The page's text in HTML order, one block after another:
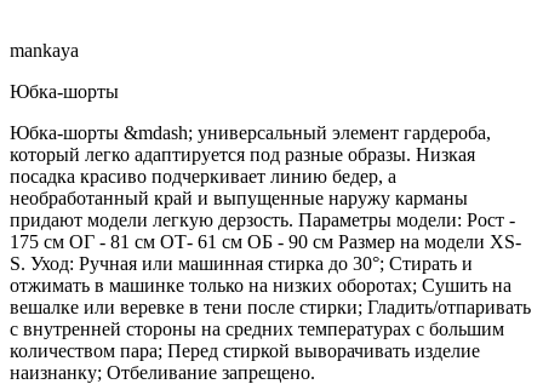
mankaya
Юбка-шорты
Юбка-шорты &mdash; универсальный элемент гардероба,
который легко адаптируется под разные образы. Низкая
посадка красиво подчеркивает линию бедер, а
необработанный край и выпущенные наружу карманы
придают модели легкую дерзость. Параметры модели: Рост -
175 см ОГ - 81 см ОТ- 61 см ОБ - 90 см Размер на модели XS-
S. Уход: Ручная или машинная стирка до 30°; Стирать и
отжимать в машинке только на низких оборотах; Сушить на
вешалке или веревке в тени после стирки; Гладить/отпаривать
с внутренней стороны на средних температурах с большим
количеством пара; Перед стиркой выворачивать изделие
наизнанку; Отбеливание запрещено.